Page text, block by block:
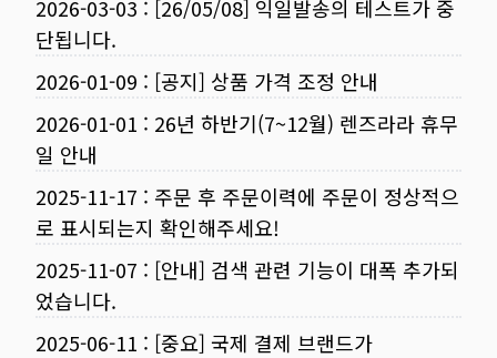
2026-03-03 : [26/05/08] 익일발송의 테스트가 중
단됩니다.
2026-01-09 : [공지] 상품 가격 조정 안내
2026-01-01 : 26년 하반기(7~12월) 렌즈라라 휴무
일 안내
2025-11-17 : 주문 후 주문이력에 주문이 정상적으
로 표시되는지 확인해주세요!
2025-11-07 : [안내] 검색 관련 기능이 대폭 추가되
었습니다.
2025-06-11 : [중요] 국제 결제 브랜드가